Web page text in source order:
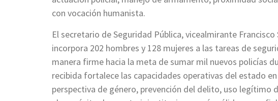
con vocación humanista.
El secretario de Seguridad Pública, vicealmirante
incorpora 202 hombres y 128 mujeres a las tareas de
manera firme hacia la meta de sumar mil nuevos policías
recibida fortalece las capacidades operativas del estado
perspectiva de género, prevención del delito, uso legítimo